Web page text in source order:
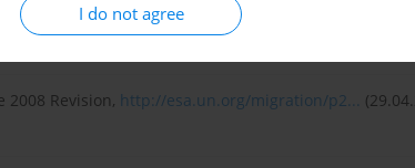
I do not agree
OECD, http://www.oecd-ilibrary.org/e...
2008 Revision, http://esa.un.org/migration/p2...